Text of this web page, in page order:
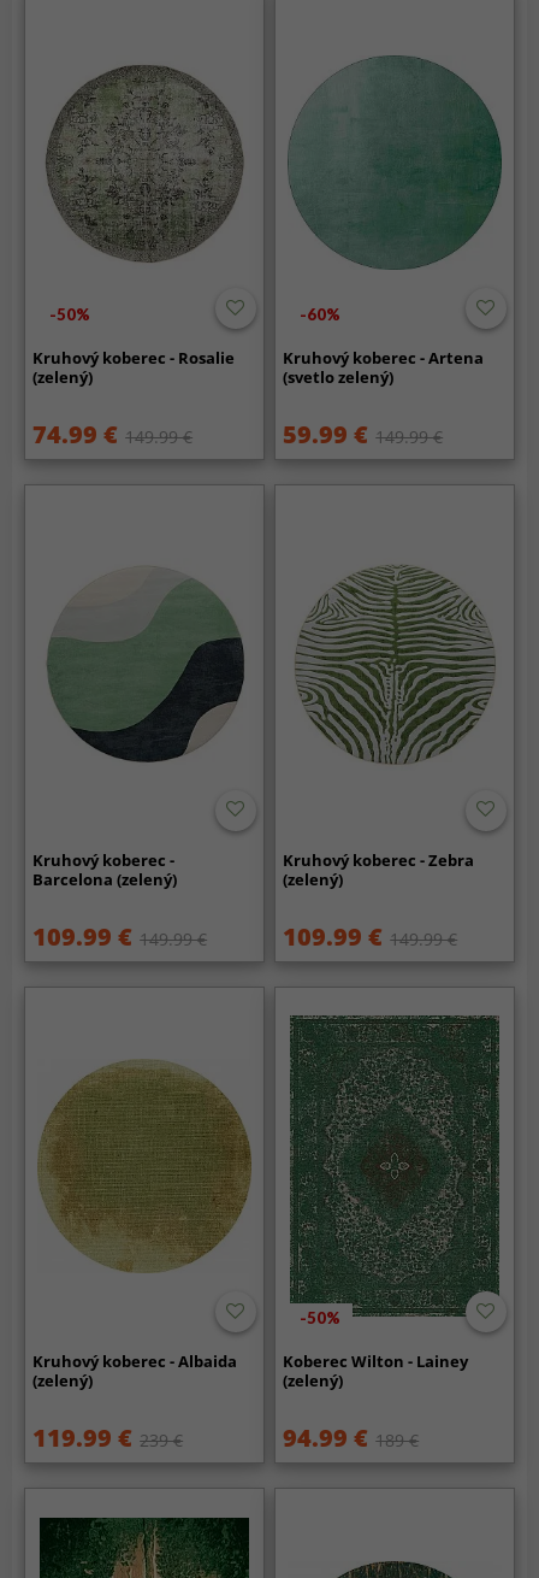
-50%
Kruhový koberec - Rosalie
(zelený)
74.99 € 149.99 €
-60%
Kruhový koberec - Artena
(svetlo zelený)
59.99 € 149.99 €
Kruhový koberec -
Barcelona (zelený)
109.99 € 149.99 €
Kruhový koberec - Zebra
(zelený)
109.99 € 149.99 €
Kruhový koberec - Albaida
(zelený)
119.99 € 239 €
-50%
Koberec Wilton - Lainey
(zelený)
94.99 € 189 €